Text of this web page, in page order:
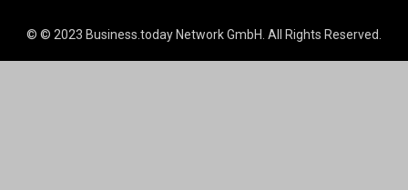
© © 2023 Business.today Network GmbH. All Rights Reserved.